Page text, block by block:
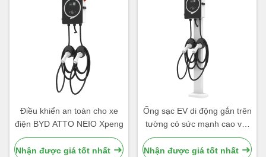
Điều khiển an toàn cho xe
điện BYD ATTO NEIO Xpeng
Nhận được giá tốt nhất
Ống sạc EV di động gắn trên
tường có sức mạnh cao với
thẻ RFID loại 2 cáp 5m
Nhận được giá tốt nhất